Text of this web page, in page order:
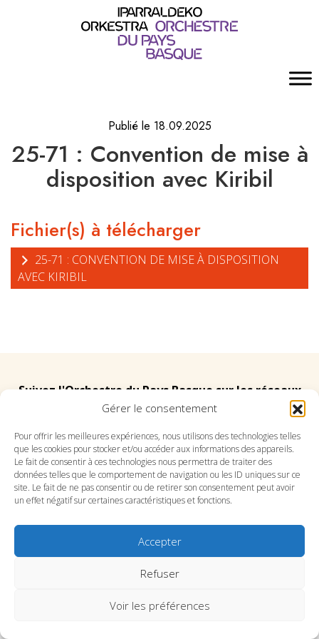
Gérer le consentement
Pour offrir les meilleures expériences, nous utilisons des technologies telles
que les cookies pour stocker et/ou accéder aux informations des appareils.
Le fait de consentir à ces technologies nous permettra de traiter des
données telles que le comportement de navigation ou les ID uniques sur ce
site. Le fait de ne pas consentir ou de retirer son consentement peut avoir
un effet négatif sur certaines caractéristiques et fonctions.
Accepter
Refuser
Voir les préférences
Publié le 18.09.2025
25-71 : Convention de mise à
disposition avec Kiribil
Fichier(s) à télécharger
25-71 : CONVENTION DE MISE À DISPOSITION
AVEC KIRIBIL
Suivez l'Orchestre du Pays Basque sur les réseaux
Suivez le conservatoire du Pays Basque sur les
réseaux
SITE DU CONSERVATOIRE